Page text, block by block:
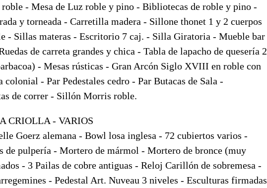
- Mesa de Luz roble y pino - Bibliotecas de roble y pino -
y torneada - Carretilla madera - Sillone thonet 1 y 2 cuerpos
- Sillas materas - Escritorio 7 caj. - Silla Giratoria - Mueble bar
de carreta grandes y chica - Tabla de lapacho de quesería 2
- Mesas rústicas - Gran Arcón Siglo XVIII en roble con
colonial - Par Pedestales cedro - Par Butacas de Sala -
de correr - Sillón Morris roble.
CRIOLLA - VARIOS
Goerz alemana - Bowl losa inglesa - 72 cubiertos varios -
de pulpería - Mortero de mármol - Mortero de bronce (muy
- 3 Pailas de cobre antiguas - Reloj Carillón de sobremesa -
- Pedestal Art. Nuveau 3 niveles - Esculturas firmadas